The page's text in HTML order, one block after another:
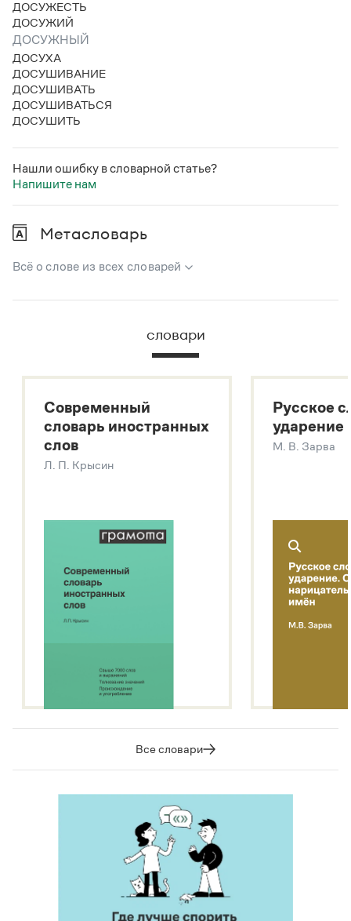
Статьи
Монологи
Интервью
Лекции и подкасты
Рекомендуем
Правила русского языка: от азов до тонкостей
Интерактивные упражнения: от простого к сложному
ДОСУЖЕСТЬ
ДОСУЖИЙ
ДОСУЖНЫЙ
ДОСУХА
ДОСУШИВАНИЕ
ДОСУШИВАТЬ
ДОСУШИВАТЬСЯ
ДОСУШИТЬ
Нашли ошибку в словарной статье?
Напишите нам
Метасловарь
Всё о слове из всех словарей
В метасловаре Грамоты в удобном виде собрана вся
Русский орфографический словарь
Большой толковый словарь русских глаголов
Современный словарь иностранных слов
Звук – технология синтеза платформы
SaluteSpeech
словари
Современный
словарь иностранных
слов
Л. П. Крысин
Русское
ударение
М. В. Зарва
Все словари